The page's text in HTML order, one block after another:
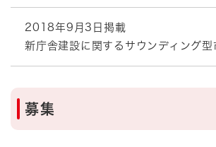
2018年9月3日掲載
新庁舎建設に関するサウンディング型
募集